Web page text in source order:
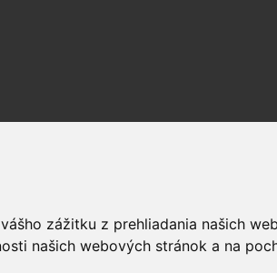
zážitku z prehliadania našich
našich webových stránok a na